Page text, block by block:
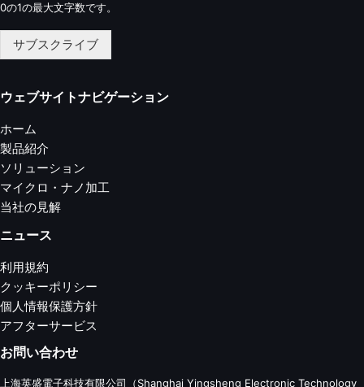
0の1の最大文字数です。
サブスクライブ
ウェブサイトナビゲーション
ホーム
製品紹介
ソリューション
マイクロ・ナノ加工
当社の見解
ニュース
利用規約
クッキーポリシー
個人情報保護方針
アフターサービス
お問い合わせ
上海英盛電子科技有限公司（Shanghai Yingsheng Electronic Technology